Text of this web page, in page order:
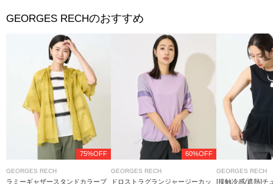
GEORGES RECHのおすすめ
75%OFF
GEORGES RECH
ラミーギャザースタンドカラーブ
60%OFF
GEORGES RECH
ドロストラグランジャージーカッ
GEORGES RECH
[接触冷感/遮熱]チ